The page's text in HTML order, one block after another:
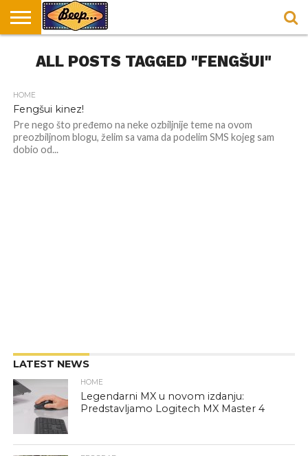
DORUČAK
SVAKODNEVICA
ENTERTAINMENT
LOKACIJE
ZA
HRANA I
RECEPTI
NEPUSACKI
LOKALI
ALL POSTS TAGGED "FENGŠUI"
HOME
Fengšui kinez!
Pre nego što pređemo na neke ozbiljnije teme na ovom
preozbiljnom blogu, želim sa vama da podelim SMS kojeg sam
dobio od...
LATEST NEWS
HOME
Legendarni MX u novom izdanju:
Predstavljamo Logitech MX Master 4